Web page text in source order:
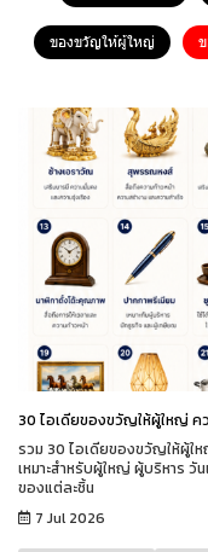
ของขวัญให้ผู้ใหญ่
30 ไอเดียของขวัญให้ผู้ใหญ่ ค
รวม 30 ไอเดียของขวัญให้ผู้ใ
เหมาะสำหรับผู้ใหญ่ ผู้บริหาร วั
ของแต่ละชิ้น
7 Jul 2026